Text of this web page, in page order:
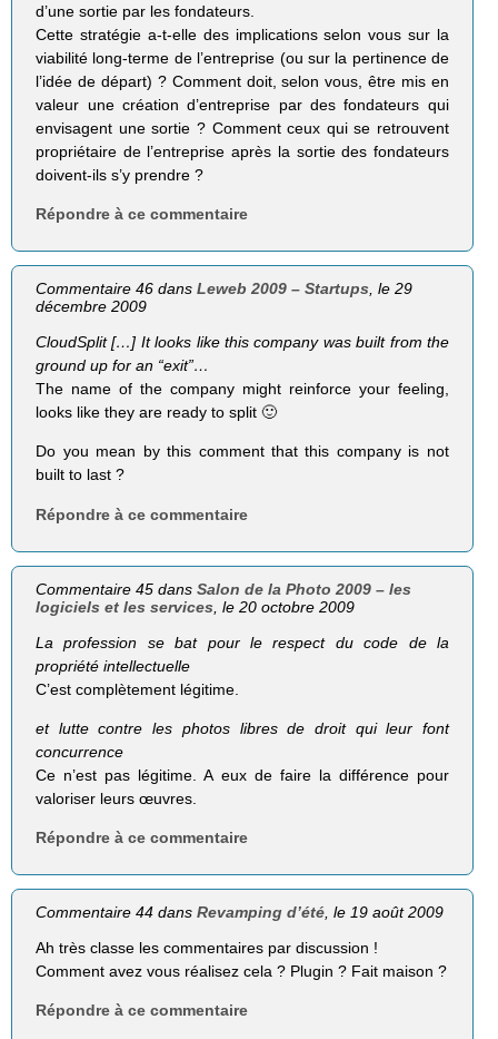
d’une sortie par les fondateurs.
Cette stratégie a-t-elle des implications selon vous sur la
viabilité long-terme de l’entreprise (ou sur la pertinence de
l’idée de départ) ? Comment doit, selon vous, être mis en
valeur une création d’entreprise par des fondateurs qui
envisagent une sortie ? Comment ceux qui se retrouvent
propriétaire de l’entreprise après la sortie des fondateurs
doivent-ils s’y prendre ?
Répondre à ce commentaire
Commentaire 46 dansLeweb 2009 – Startups, le 29
décembre 2009
CloudSplit […] It looks like this company was built from the
ground up for an “exit”…
The name of the company might reinforce your feeling,
looks like they are ready to split 🙂
Do you mean by this comment that this company is not
built to last ?
Répondre à ce commentaire
Commentaire 45 dansSalon de la Photo 2009 – les
logiciels et les services , le 20 octobre 2009
La profession se bat pour le respect du code de la
propriété intellectuelle
C’est complètement légitime.
et lutte contre les photos libres de droit qui leur font
concurrence
Ce n’est pas légitime. A eux de faire la différence pour
valoriser leurs œuvres.
Répondre à ce commentaire
Commentaire 44 dansRevamping d’été , le 19 août 2009
Ah très classe les commentaires par discussion !
Comment avez vous réalisez cela ? Plugin ? Fait maison ?
Répondre à ce commentaire